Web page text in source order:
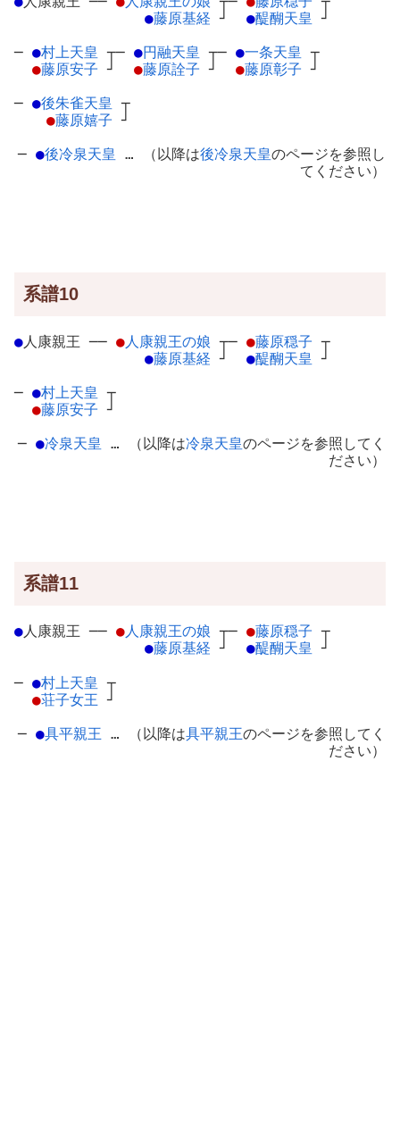
●藤原基経 ┘
●醍醐天皇 ┘
─ ●村上天皇 ┬
●藤原安子 ┘
─ ●円融天皇 ┬
●藤原詮子 ┘
─ ●一条天皇 ┬
●藤原彰子 ┘
─ ●後朱雀天皇 ┬
●藤原嬉子 ┘
─ ●後冷泉天皇 … （以降は後冷泉天皇のページを参照し
てください）
系譜10
●人康親王 ── ●人康親王の娘 ┬
●藤原基経 ┘
─ ●藤原穏子 ┬
●醍醐天皇 ┘
─ ●村上天皇 ┬
●藤原安子 ┘
─ ●冷泉天皇 … （以降は冷泉天皇のページを参照してく
ださい）
系譜11
●人康親王 ── ●人康親王の娘 ┬
●藤原基経 ┘
─ ●藤原穏子 ┬
●醍醐天皇 ┘
─ ●村上天皇 ┬
●荘子女王 ┘
─ ●具平親王 … （以降は具平親王のページを参照してく
ださい）